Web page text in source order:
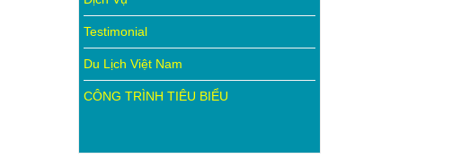
Testimonial
Du Lịch Việt Nam
CÔNG TRÌNH TIÊU BIỂU